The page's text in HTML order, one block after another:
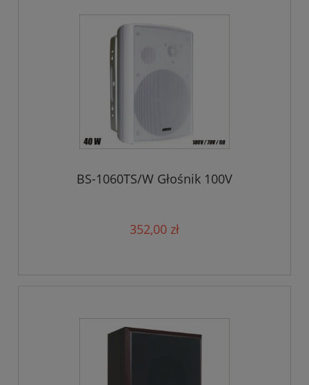
BS-1060TS/W Głośnik 100V
352,00 zł